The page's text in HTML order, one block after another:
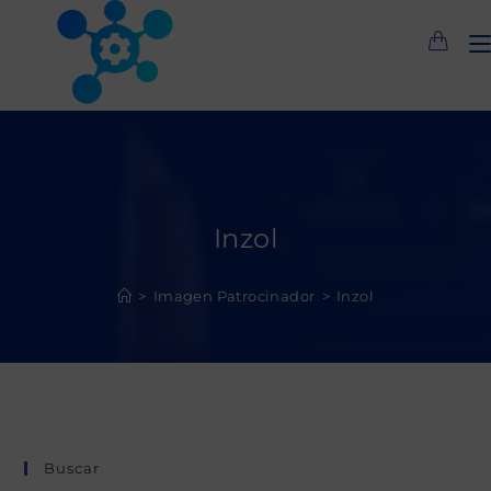
Inzol
> Imagen Patrocinador > Inzol
Buscar